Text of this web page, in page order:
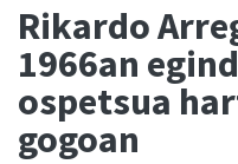
Rikardo
1966an
ospetsua
gogoan